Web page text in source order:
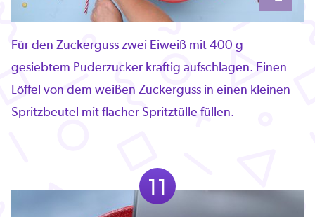
Für den Zuckerguss zwei Eiweiß mit 400 g
gesiebtem Puderzucker kräftig aufschlagen. Einen
Löffel von dem weißen Zuckerguss in einen kleinen
Spritzbeutel mit flacher Spritztülle füllen.
11